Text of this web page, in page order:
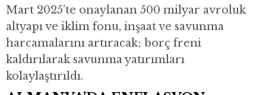
Mart 2025’te onaylanan 500 milyar avroluk
altyapı ve iklim fonu, inşaat ve savunma
harcamalarını artıracak; borç freni
kaldırılarak savunma yatırımları
kolaylaştırıldı.